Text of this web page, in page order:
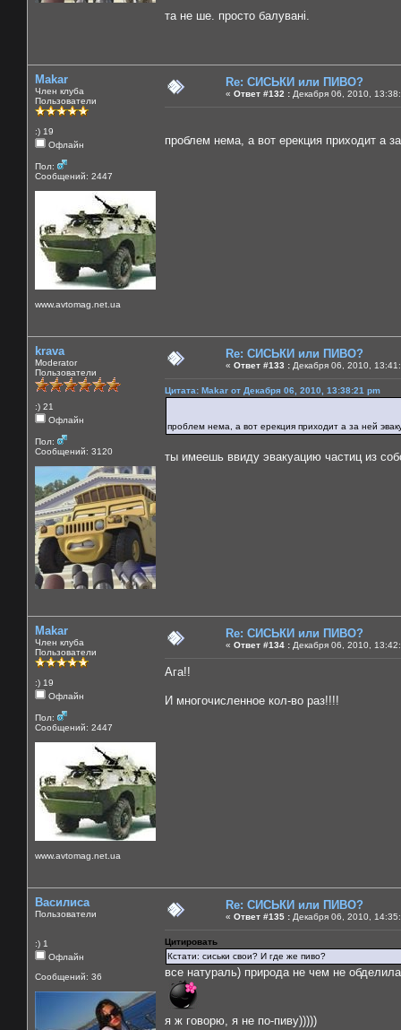
та не ше. просто балувані.
Makar
Член клуба
Пользователи
:) 19
Офлайн
Пол:
Сообщений: 2447
www.avtomag.net.ua
Re: СИСЬКИ или ПИВО?
« Ответ #132 : Декабря 06, 2010,
проблем нема, а вот ерекция приходит а
krava
Moderator
Пользователи
:) 21
Офлайн
Пол:
Сообщений: 3120
Re: СИСЬКИ или ПИВО?
« Ответ #133 : Декабря 06, 2010,
Цитата: Makar от Декабря 06, 2010, 13:38:21 pm
проблем нема, а вот ерекция приходит а за ней
ты имеешь ввиду эвакуацию частиц из
Makar
Член клуба
Пользователи
:) 19
Офлайн
Пол:
Сообщений: 2447
www.avtomag.net.ua
Re: СИСЬКИ или ПИВО?
« Ответ #134 : Декабря 06, 2010,
Ага!!
И многочисленное кол-во раз!!!!
Василиса
Пользователи
:) 1
Офлайн
Сообщений: 36
Re: СИСЬКИ или ПИВО?
« Ответ #135 : Декабря 06, 2010,
Цитировать
Кстати: сиськи свои? И где же пиво?
все натураль) природа не чем не
я ж говорю, я не по-пиву)))))